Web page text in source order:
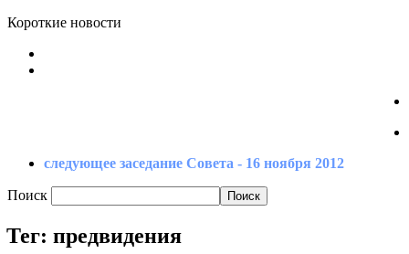
Короткие новости
следующее заседание Совета - 16 ноября 2012
Поиск
Тег: предвидения